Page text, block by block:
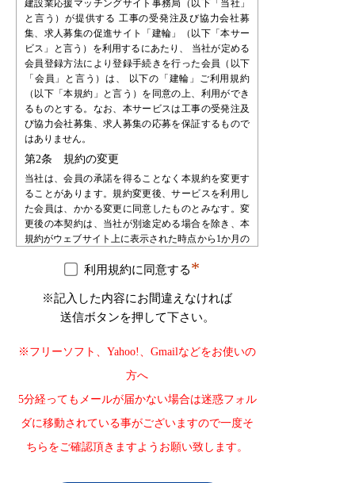
建設業応援マッチングサイト事務局（以下「当社」
と言う）が提供する 工事の受発注及び協力会社募
集、求人募集の促進サイト「建輪」（以下「本サー
ビス」と言う）を利用するにあたり、 当社が定める
会員登録方法により登録手続きを行った会員（以下
「会員」と言う）は、 以下の「建輪」ご利用規約
（以下「本規約」と言う）を同意の上、利用ができ
るものとする。なお、本サービスは工事の受発注及
び協力会社募集、求人募集の応募を保証するもので
はありません。
第2条 規約の変更
当社は、会員の承諾を得ることなく本規約を変更す
ることがあります。規約変更後、サービスを利用し
た会員は、かかる変更に同意したものとみなす。変
更後の本契約は、当社が別途定める場合を除き、本
規約がウェブサイト上に表示された時点から1か月の
の責任において、確認するものとします。会員は、
立てることはできないものとします。
第3条 会員登録
り申し込みを行うものとします。会員登録の申込み
を受け、必要な審査・手続等を経た後で会員として
承認します。会員は、登録の時点で本規約の内容を
承諾したものとみなします。
第4条 会員登録の不承認
当社は登録審査の結果、登録申込をした自然人・法
人・団体・組織等が以下の何れかに該当することが
利用規約に同意する*
※記入した内容にお間違えなければ
送信ボタンを押して下さい。
※フリーソフト、Yahoo!、Gmailなどをお使いの
方へ
5分経ってもメールが届かない場合は迷惑フォル
ダに移動されている事がございますので一度そ
ちらをご確認頂きますようお願い致します。